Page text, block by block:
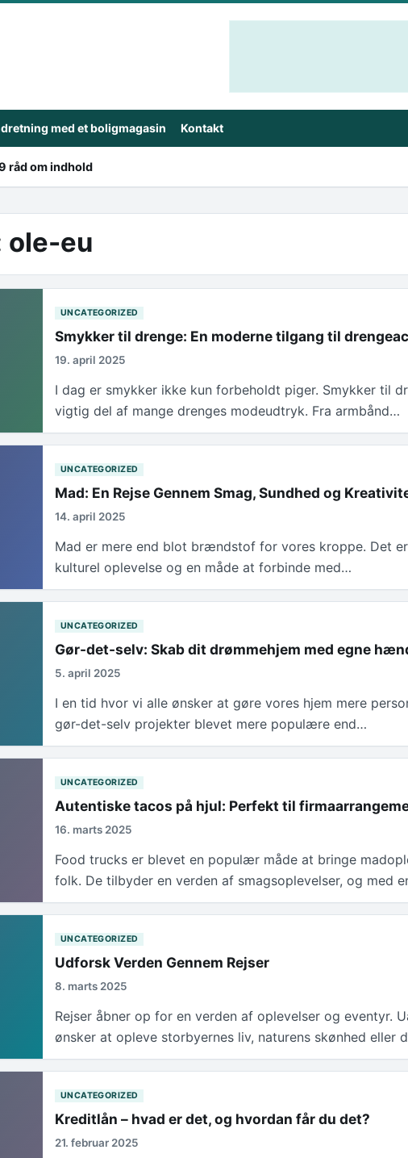
med et boligmagasin Kontakt
råd om indhold
ole-eu
UNCATEGORIZED
Smykker til drenge: En moderne tilgang til
19. april 2025
I dag er smykker ikke kun forbeholdt piger. Smykker til
vigtig del af mange drenges modeudtryk. Fra armbånd…
UNCATEGORIZED
Mad: En Rejse Gennem Smag, Sundhed og
14. april 2025
Mad er mere end blot brændstof for vores kroppe. Det
kulturel oplevelse og en måde at forbinde med…
UNCATEGORIZED
Gør-det-selv: Skab dit drømmehjem med egne
5. april 2025
I en tid hvor vi alle ønsker at gøre vores hjem mere
gør-det-selv projekter blevet mere populære end…
UNCATEGORIZED
Autentiske tacos på hjul: Perfekt til
16. marts 2025
Food trucks er blevet en populær måde at bringe
folk. De tilbyder en verden af smagsoplevelser, og med
UNCATEGORIZED
Udforsk Verden Gennem Rejser
8. marts 2025
Rejser åbner op for en verden af oplevelser og eventyr.
ønsker at opleve storbyernes liv, naturens skønhed eller
UNCATEGORIZED
Kreditlån – hvad er det, og hvordan får du det?
21. februar 2025